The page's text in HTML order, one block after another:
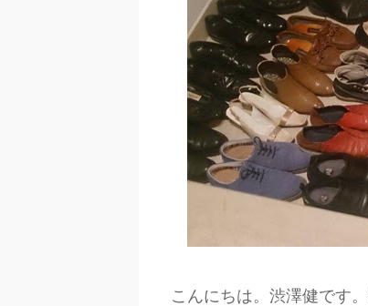
こんにちは。渋澤健です